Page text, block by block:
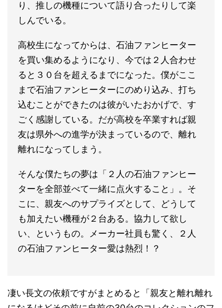
り、推しの機種について語り合ったりして楽
しんでいる。
高校生になってからは、石油ファンヒーター
を買い集めるようになり、今では２人合わせ
ると３０台を超えるまでになった。僕がここ
まで石油ファンヒーターにのめり込み、打ち
込むことができたのは彼がいたおかげで、す
ごく感謝している。だが高校を卒業すれば親
友は県外への進学が決まっているので、離れ
離れになってしまう。
そんな僕たちの夢は「２人の石油ファンヒー
ターを全部並べて一緒に点火すること」。そ
こに、親友へのサプライズとして、どうして
も加えたい機種が２台ある。協力して欲し
い、というもの。メーカー社員も驚く、２人
の石油ファンヒーター愛は熱烈！？
凄い長文の依頼ですがまとめると「親友と離れ離れ